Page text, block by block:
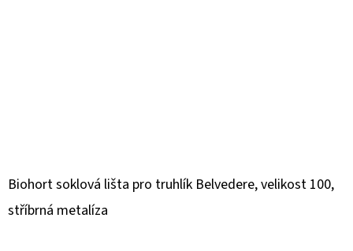
Biohort soklová lišta pro truhlík Belvedere, velikost 100,
stříbrná metalíza